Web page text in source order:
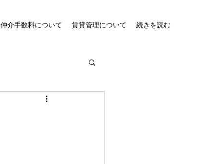
仲介手数料について 賃貸管理について 続きを読む